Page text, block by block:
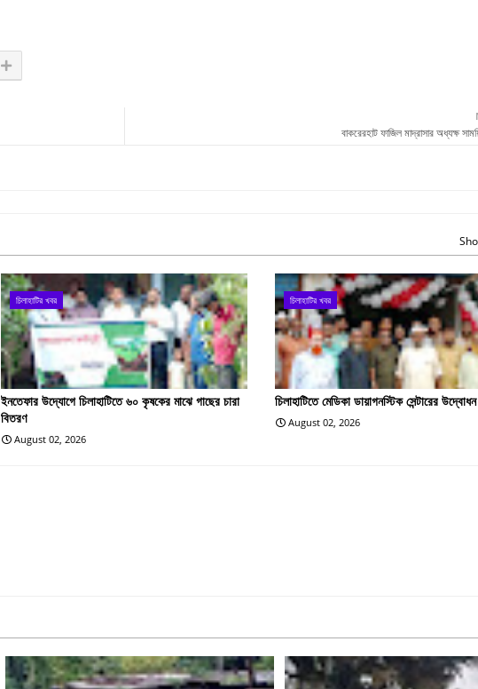
বাকরেরহাট ফাজিল মাদ্রাসার অধ্যক্ষ
চিলাহাটির খবর
ইনতেফার উদ্যোগে চিলাহাটিতে ৬০ কৃষকের মাঝে গাছের চারা
বিতরণ
August 02, 2026
চিলাহাটির খবর
চিলাহাটিতে মেডিকা ডায়াগনস্টিক সেন্টারের উদ্বোধন
August 02, 2026